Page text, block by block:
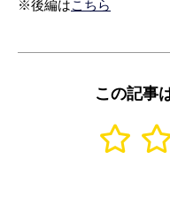
※後編はこちら
この記事